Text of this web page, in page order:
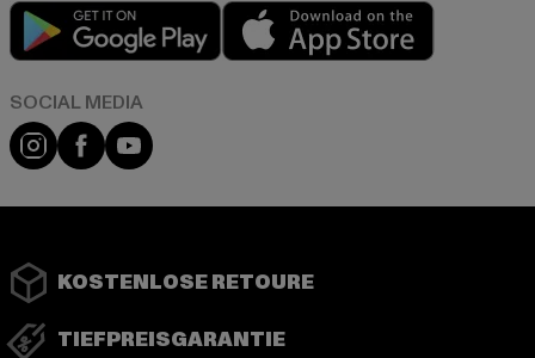
Play market
App store
Instagram
FacebookYouTube
KOSTENLOSE RETOURE
TIEFPREISGARANTIE